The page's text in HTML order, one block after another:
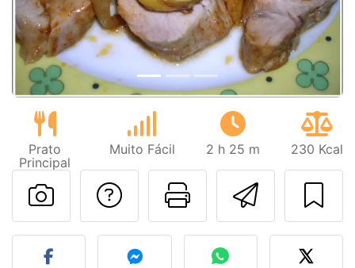
Prato
Principal
Muito Fácil 2 h 25 m 230 Kcal
Imprima
Falar com o autor
Fez esta receita?